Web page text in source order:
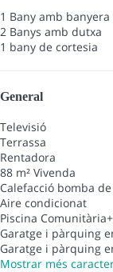
1 Bany amb banyera
2 Banys amb dutxa
1 bany de cortesia
General
Televisió
Terrassa
Rentadora
88 m² Vivenda
Calefacció bomba
Aire condicionat
Piscina
Garatge i pàrquing
Garatge i pàrquing
Mostrar més